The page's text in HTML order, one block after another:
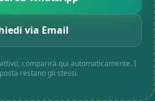
via Email
comparirà qui automaticamente. I
restano gli stessi.